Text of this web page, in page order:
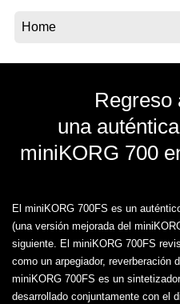
Regreso
una
miniKORG 700
El miniKORG 700FS es un
(una versión mejorada del
siguiente. El miniKORG 700FS
como un arpegiador, reverberación
miniKORG 700FS es un
desarrollado conjuntamente con el